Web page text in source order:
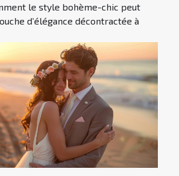
le style bohème-chic peut
d’élégance décontractée à